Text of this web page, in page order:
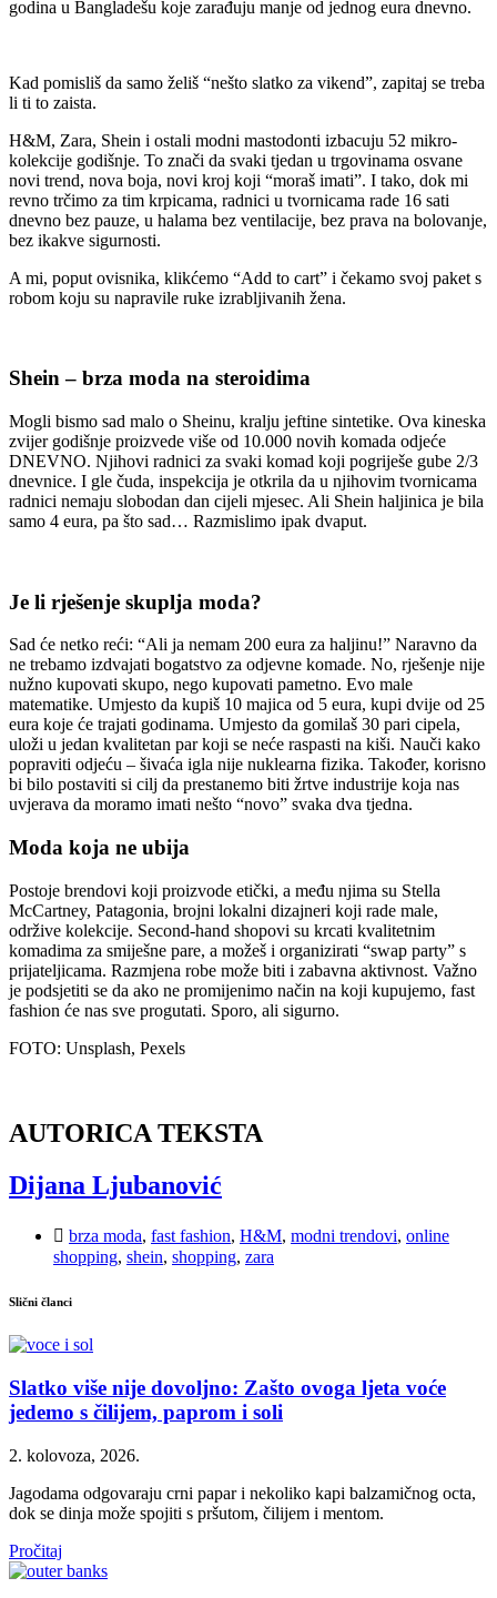
godina u Bangladešu koje zarađuju manje od jednog eura dnevno.
Kad pomisliš da samo želiš “nešto slatko za vikend”, zapitaj se treba
li ti to zaista.
H&M, Zara, Shein i ostali modni mastodonti izbacuju 52 mikro-
kolekcije godišnje. To znači da svaki tjedan u trgovinama osvane
novi trend, nova boja, novi kroj koji “moraš imati”. I tako, dok mi
revno trčimo za tim krpicama, radnici u tvornicama rade 16 sati
dnevno bez pauze, u halama bez ventilacije, bez prava na bolovanje,
bez ikakve sigurnosti.
A mi, poput ovisnika, klikćemo “Add to cart” i čekamo svoj paket s
robom koju su napravile ruke izrabljivanih žena.
Shein – brza moda na steroidima
Mogli bismo sad malo o Sheinu, kralju jeftine sintetike. Ova kineska
zvijer godišnje proizvede više od 10.000 novih komada odjeće
DNEVNO. Njihovi radnici za svaki komad koji pogriješe gube 2/3
dnevnice. I gle čuda, inspekcija je otkrila da u njihovim tvornicama
radnici nemaju slobodan dan cijeli mjesec. Ali Shein haljinica je bila
samo 4 eura, pa što sad… Razmislimo ipak dvaput.
Je li rješenje skuplja moda?
Sad će netko reći: “Ali ja nemam 200 eura za haljinu!” Naravno da
ne trebamo izdvajati bogatstvo za odjevne komade. No, rješenje nije
nužno kupovati skupo, nego kupovati pametno. Evo male
matematike. Umjesto da kupiš 10 majica od 5 eura, kupi dvije od 25
eura koje će trajati godinama. Umjesto da gomilaš 30 pari cipela,
uloži u jedan kvalitetan par koji se neće raspasti na kiši. Nauči kako
popraviti odjeću – šivaća igla nije nuklearna fizika. Također, korisno
bi bilo postaviti si cilj da prestanemo biti žrtve industrije koja nas
uvjerava da moramo imati nešto “novo” svaka dva tjedna.
Moda koja ne ubija
Postoje brendovi koji proizvode etički, a među njima su Stella
McCartney, Patagonia, brojni lokalni dizajneri koji rade male,
održive kolekcije. Second-hand shopovi su krcati kvalitetnim
komadima za smiješne pare, a možeš i organizirati “swap party” s
prijateljicama. Razmjena robe može biti i zabavna aktivnost. Važno
je podsjetiti se da ako ne promijenimo način na koji kupujemo, fast
fashion će nas sve progutati. Sporo, ali sigurno.
FOTO: Unsplash, Pexels
AUTORICA TEKSTA
Dijana Ljubanović
brza moda, fast fashion, H&M, modni trendovi, online
shopping, shein, shopping, zara
Slični članci
Slatko više nije dovoljno: Zašto ovoga ljeta voće
jedemo s čilijem, paprom i soli
2. kolovoza, 2026.
Jagodama odgovaraju crni papar i nekoliko kapi balzamičnog octa,
dok se dinja može spojiti s pršutom, čilijem i mentom.
Pročitaj